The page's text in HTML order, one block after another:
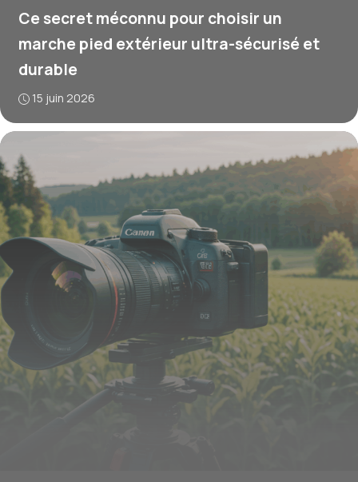
Ce secret méconnu pour choisir un
marche pied extérieur ultra-sécurisé et
durable
15 juin 2026